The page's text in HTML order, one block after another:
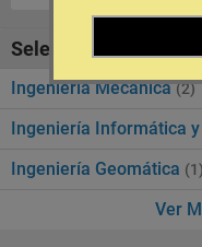
Seleccione la
Ingeniería Mecánica (2)
Ingeniería Informática
Ingeniería Geomática (1)
Ver